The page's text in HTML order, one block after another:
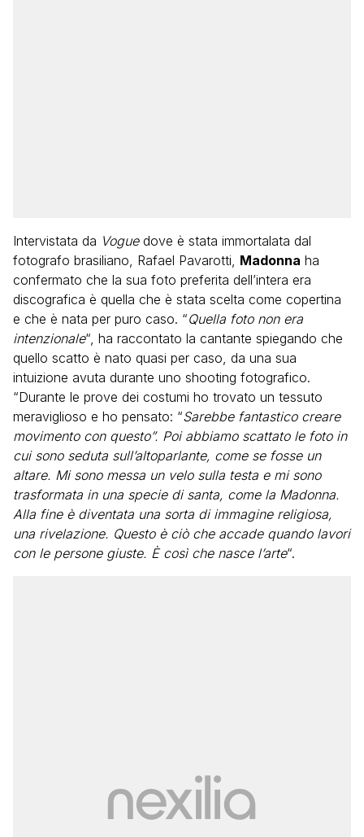
Intervistata da Voguedove è stata immortalata dal
fotografo brasiliano, Rafael Pavarotti, Madonna ha
confermato che la sua foto preferita dell’intera era
discografica è quella che è stata scelta come copertina
e che è nata per puro caso. “Quella foto non era
intenzionale“, ha raccontato la cantante spiegando che
quello scatto è nato quasi per caso, da una sua
intuizione avuta durante uno shooting fotografico.
“Durante le prove dei costumi ho trovato un tessuto
meraviglioso e ho pensato: “Sarebbe fantastico creare
movimento con questo”. Poi abbiamo scattato le foto in
cui sono seduta sull’altoparlante, come se fosse un
altare. Mi sono messa un velo sulla testa e mi sono
trasformata in una specie di santa, come la Madonna.
Alla fine è diventata una sorta di immagine religiosa,
una rivelazione. Questo è ciò che accade quando lavori
con le persone giuste. È così che nasce l’arte“.